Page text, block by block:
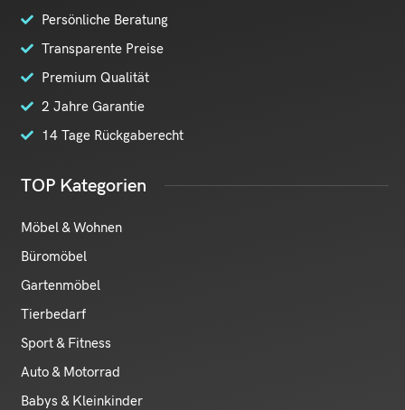
Persönliche Beratung
Transparente Preise
Premium Qualität
2 Jahre Garantie
14 Tage Rückgaberecht
TOP Kategorien
Möbel & Wohnen
Büromöbel
Gartenmöbel
Tierbedarf
Sport & Fitness
Auto & Motorrad
Babys & Kleinkinder